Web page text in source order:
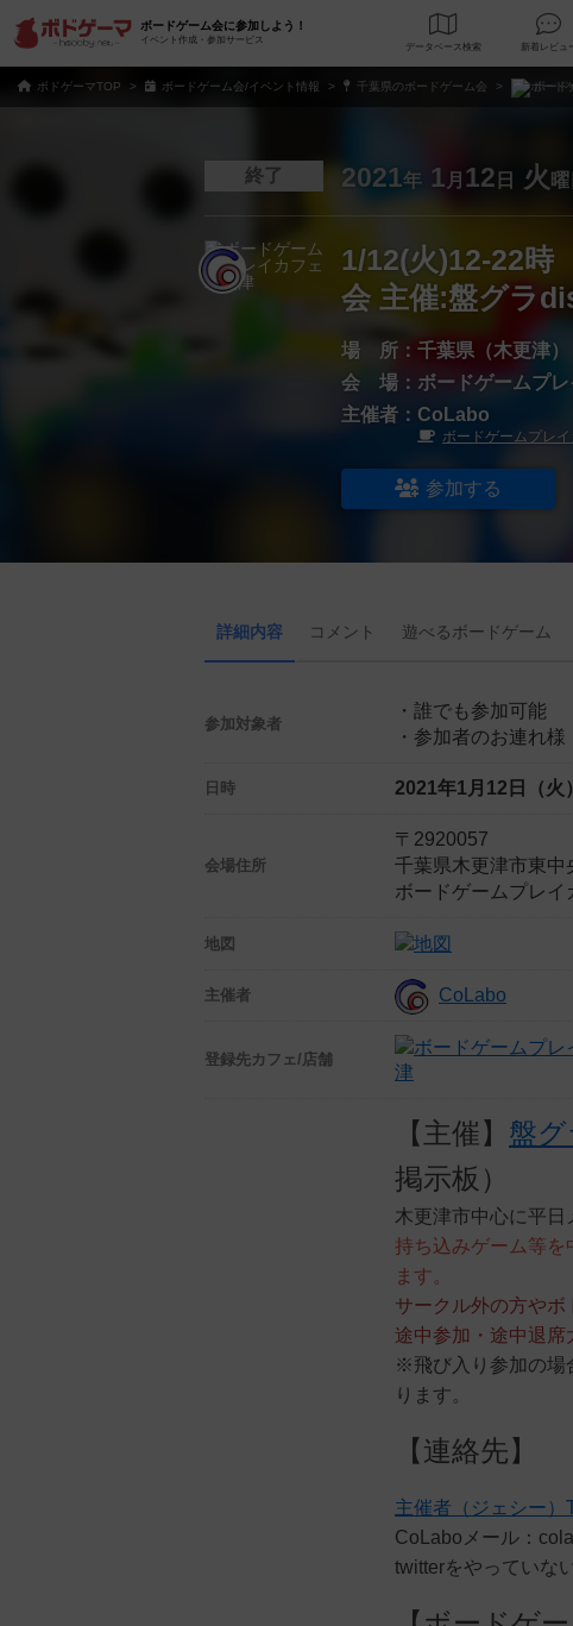
ボードゲーム会に参加しよう！
イベント作成・参加サービス
データベース 検索
ボドゲーマTOP ボードゲーム会/イベント情報 千葉県のボードゲーム会 ボード
終了 2021年 1 月 12 日 火 曜
1/12(火)12-22時
会 主催:盤グラ
場 所： 千葉県（木更津）
会 場： ボードゲームプ
主催者： CoLabo
ボードゲームプレ
参加する
詳細内容 コメント 遊べるボードゲーム
参加対象者
・誰でも参加可能
・参加者のお連れ様
日時 2021年1月12日（火）
会場住所
〒2920057
千葉県木更津市東中
ボードゲームプレイ
地図
主催者 CoLabo
登録先カフェ/店舗
津
【主催】 盤
掲示板）
木更津市中心に平日
持ち込みゲーム等を
ます。
サークル外の方やボ
途中参加・途中退席
※飛び入り参加の場
ります。
【連絡先】
主催者（ジェシー）
CoLaboメール：
twitterをやっていな